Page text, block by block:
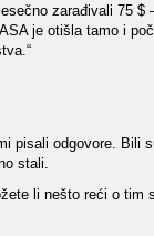
zarađivali 75 $
je otišla tamo i
pisali odgovore. Bili
stali.
li nešto reći o tim